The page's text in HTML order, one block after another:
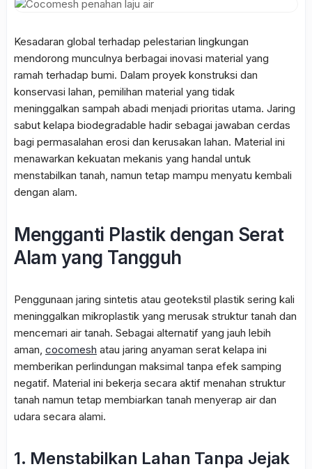
Kesadaran global terhadap pelestarian lingkungan
mendorong munculnya berbagai inovasi material yang
ramah terhadap bumi. Dalam proyek konstruksi dan
konservasi lahan, pemilihan material yang tidak
meninggalkan sampah abadi menjadi prioritas utama. Jaring
sabut kelapa biodegradable hadir sebagai jawaban cerdas
bagi permasalahan erosi dan kerusakan lahan. Material ini
menawarkan kekuatan mekanis yang handal untuk
menstabilkan tanah, namun tetap mampu menyatu kembali
dengan alam.
Mengganti Plastik dengan Serat
Alam yang Tangguh
Penggunaan jaring sintetis atau geotekstil plastik sering kali
meninggalkan mikroplastik yang merusak struktur tanah dan
mencemari air tanah. Sebagai alternatif yang jauh lebih
aman, cocomesh atau jaring anyaman serat kelapa ini
memberikan perlindungan maksimal tanpa efek samping
negatif. Material ini bekerja secara aktif menahan struktur
tanah namun tetap membiarkan tanah menyerap air dan
udara secara alami.
1. Menstabilkan Lahan Tanpa Jejak